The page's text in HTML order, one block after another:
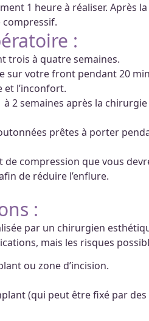
1 heure à réaliser. Après
compressif.
:
trois à quatre semaines.
sur votre front pendant 20
l’inconfort.
2 semaines après la
prêtes à porter
compression que vous
de réduire l’enflure.
:
par un chirurgien
mais les risques
ou zone d’incision.
(qui peut être fixé par des